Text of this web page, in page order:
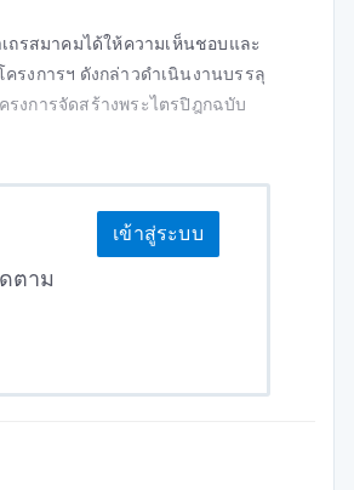
ถรสมาคมได้ให้ความเห็นชอบและ
รงการฯ ดังกล่าวดำเนินงานบรรลุ
รงการจัดสร้างพระไตรปิฎกฉบับ
ตาม
เข้าสู่ระบบ